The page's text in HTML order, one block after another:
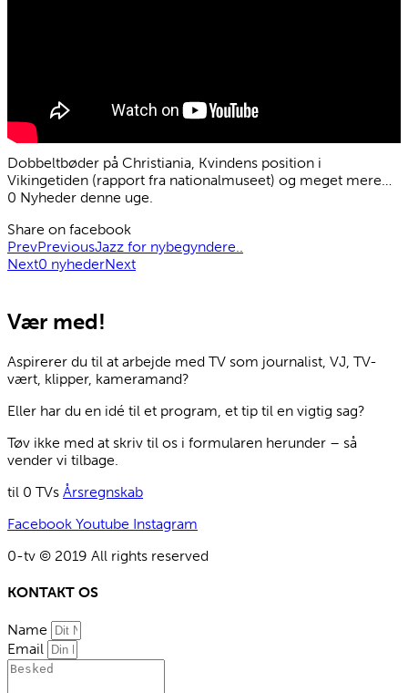
Dobbeltbøder på Christiania, Kvindens position i
Vikingetiden (rapport fra nationalmuseet) og meget mere…
0 Nyheder denne uge.
Share on facebook
PrevPreviousJazz for nybegyndere..
Next0 nyhederNext
Vær med!
Aspirerer du til at arbejde med TV som journalist, VJ, TV-
vært, klipper, kameramand?
Eller har du en idé til et program, et tip til en vigtig sag?
Tøv ikke med at skriv til os i formularen herunder – så
vender vi tilbage.
til 0 TVs Årsregnskab
Facebook Youtube Instagram
0-tv © 2019 All rights reserved​
KONTAKT OS
Name
Email